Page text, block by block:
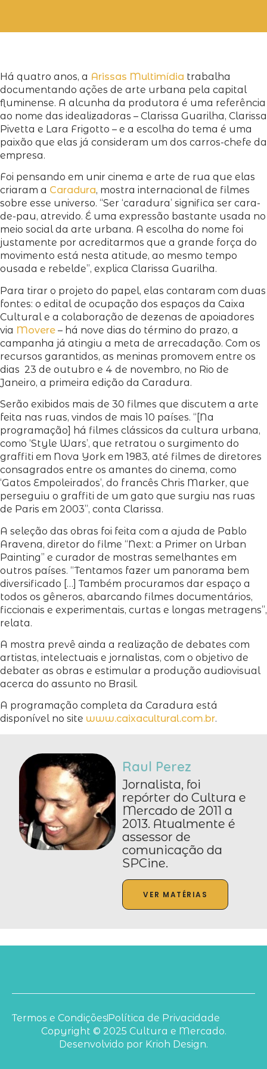
Há quatro anos, a Arissas Multimídia trabalha
documentando ações de arte urbana pela capital
fluminense. A alcunha da produtora é uma referência
ao nome das idealizadoras – Clarissa Guarilha, Clarissa
Pivetta e Lara Frigotto – e a escolha do tema é uma
paixão que elas já consideram um dos carros-chefe da
empresa.
Foi pensando em unir cinema e arte de rua que elas
criaram a Caradura, mostra internacional de filmes
sobre esse universo. “Ser ‘caradura’ significa ser cara-
de-pau, atrevido. É uma expressão bastante usada no
meio social da arte urbana. A escolha do nome foi
justamente por acreditarmos que a grande força do
movimento está nesta atitude, ao mesmo tempo
ousada e rebelde”, explica Clarissa Guarilha.
Para tirar o projeto do papel, elas contaram com duas
fontes: o edital de ocupação dos espaços da Caixa
Cultural e a colaboração de dezenas de apoiadores
via Movere – há nove dias do término do prazo, a
campanha já atingiu a meta de arrecadação. Com os
recursos garantidos, as meninas promovem entre os
dias 23 de outubro e 4 de novembro, no Rio de
Janeiro, a primeira edição da Caradura.
Serão exibidos mais de 30 filmes que discutem a arte
feita nas ruas, vindos de mais 10 países. “[Na
programação] há filmes clássicos da cultura urbana,
como ‘Style Wars’, que retratou o surgimento do
graffiti em Nova York em 1983, até filmes de diretores
consagrados entre os amantes do cinema, como
‘Gatos Empoleirados’, do francês Chris Marker, que
perseguiu o graffiti de um gato que surgiu nas ruas
de Paris em 2003”, conta Clarissa.
A seleção das obras foi feita com a ajuda de Pablo
Aravena, diretor do filme “Next: a Primer on Urban
Painting” e curador de mostras semelhantes em
outros países. “Tentamos fazer um panorama bem
diversificado […] Também procuramos dar espaço a
todos os gêneros, abarcando filmes documentários,
ficcionais e experimentais, curtas e longas metragens”,
relata.
A mostra prevê ainda a realização de debates com
artistas, intelectuais e jornalistas, com o objetivo de
debater as obras e estimular a produção audiovisual
acerca do assunto no Brasil.
A programação completa da Caradura está
disponível no site www.caixacultural.com.br.
Raul Perez
Jornalista, foi
repórter do Cultura e
Mercado de 2011 a
2013. Atualmente é
assessor de
comunicação da
SPCine.
VER MATÉRIAS
Copyright © 2025 Cultura e Mercado.
Desenvolvido por Krioh Design.
Termos e CondiçõesPolítica de Privacidade